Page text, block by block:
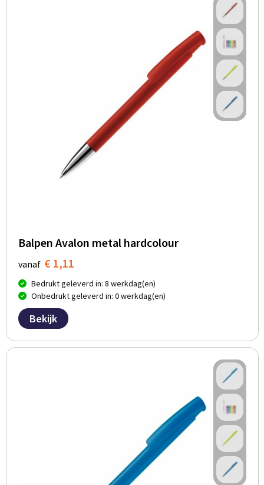
Balpen Avalon metal hardcolour
vanaf € 1,11
Bedrukt geleverd in: 8 werkdag(en)
Onbedrukt geleverd in: 0 werkdag(en)
Bekijk